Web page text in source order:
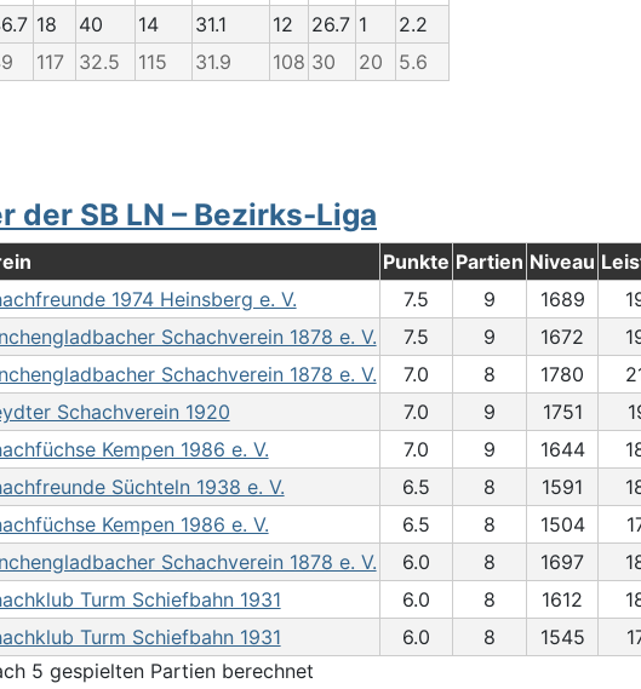
18 40 14 31.1 12 26.7 1
2.2
117 32.5 115 31.9 108 30 20 5.6
der SB LN – Bezirks-Liga
Punkte Partien Niveau
1974 Heinsberg e. V. 7.5 9 1689
Schachverein 1878 e. V. 7.5 9 1672
Schachverein 1878 e. V. 7.0 8 1780
Schachverein 1920 7.0 9 1751
Kempen 1986 e. V. 7.0 9 1644
Süchteln 1938 e. V. 6.5 8 1591
Kempen 1986 e. V. 6.5 8 1504
Schachverein 1878 e. V. 6.0 8 1697
Turm Schiefbahn 1931 6.0 8 1612
Turm Schiefbahn 1931 6.0 8 1545
5 gespielten Partien berechnet